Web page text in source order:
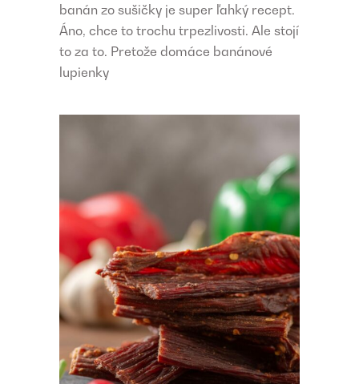
banán zo sušičky je super ľahký recept.
Áno, chce to trochu trpezlivosti. Ale stojí
to za to. Pretože domáce banánové
lupienky